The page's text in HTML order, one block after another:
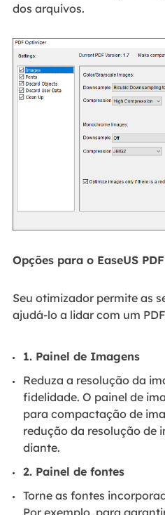
dos arquivos.
Opções para o EaseUS
Seu otimizador permite as
ajudá-lo a lidar com um
1. Painel de Imagens
Reduza a resolução da
fidelidade. O painel de
para compactação de
redução da resolução de
diante.
2. Painel de fontes
Torne as fontes
Por exemplo, para